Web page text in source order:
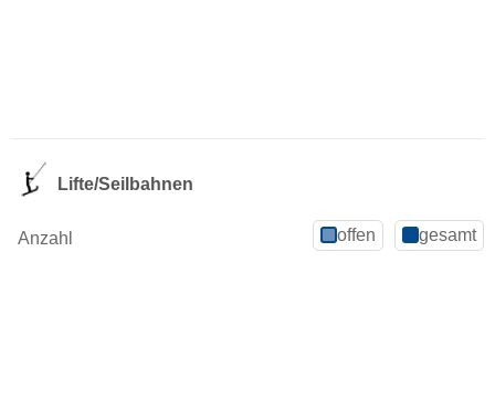
Lifte/Seilbahnen
Anzahl offen gesamt